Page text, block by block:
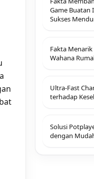
Game Buatan
Sukses
Fakta
Wahana
Ultra-Fast
terhadap
Solusi
dengan